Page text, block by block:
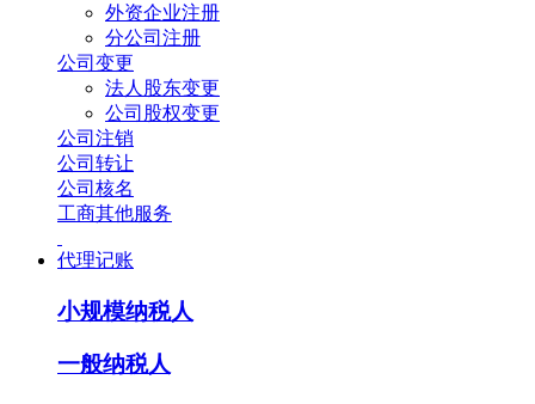
外资企业注册
分公司注册
公司变更
法人股东变更
公司股权变更
公司注销
公司转让
公司核名
工商其他服务
代理记账
小规模纳税人
一般纳税人